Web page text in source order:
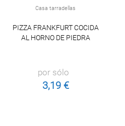
Casa tarradellas
PIZZA FRANKFURT COCIDA
AL HORNO DE PIEDRA
por sólo
3,19 €